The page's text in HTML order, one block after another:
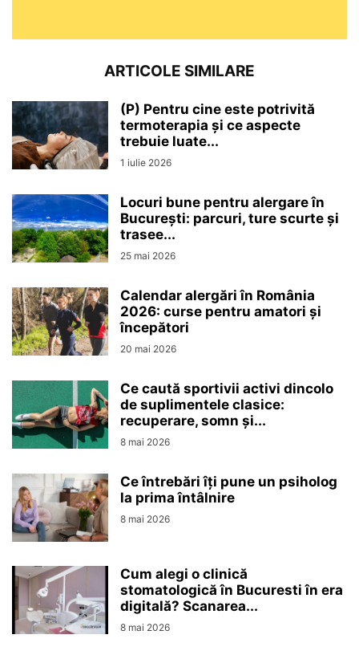
ARTICOLE SIMILARE
(P) Pentru cine este potrivită
termoterapia și ce aspecte
trebuie luate...
1 iulie 2026
Locuri bune pentru alergare în
București: parcuri, ture scurte și
trasee...
25 mai 2026
Calendar alergări în România
2026: curse pentru amatori și
începători
20 mai 2026
Ce caută sportivii activi dincolo
de suplimentele clasice:
recuperare, somn și...
8 mai 2026
Ce întrebări îți pune un psiholog
la prima întâlnire
8 mai 2026
Cum alegi o clinică
stomatologică în Bucuresti în era
digitală? Scanarea...
8 mai 2026